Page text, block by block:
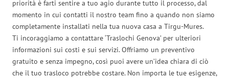
priorità è farti sentire a tuo agio durante tutto il processo, dal
momento in cui contatti il nostro team fino a quando non siamo
completamente installati nella tua nuova casa a Tirgu-Mures.
Ti incoraggiamo a contattare ‘Traslochi Genova’ per ulteriori
informazioni sui costi e sui servizi. Offriamo un preventivo
gratuito e senza impegno, così puoi avere un’idea chiara di ciò
che il tuo trasloco potrebbe costare. Non importa le tue esigenze,